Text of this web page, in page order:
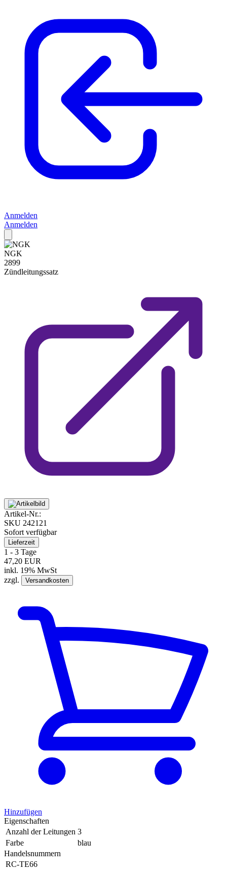
Anmelden
Anmelden
NGK
2899
Zündleitungssatz
Artikel-Nr.:
SKU 242121
Sofort verfügbar
Lieferzeit
1 - 3 Tage
47,20 EUR
inkl. 19% MwSt
zzgl.
Versandkosten
Hinzufügen
Eigenschaften
Anzahl der Leitungen 3
Farbe
blau
Handelsnummern
RC-TE66